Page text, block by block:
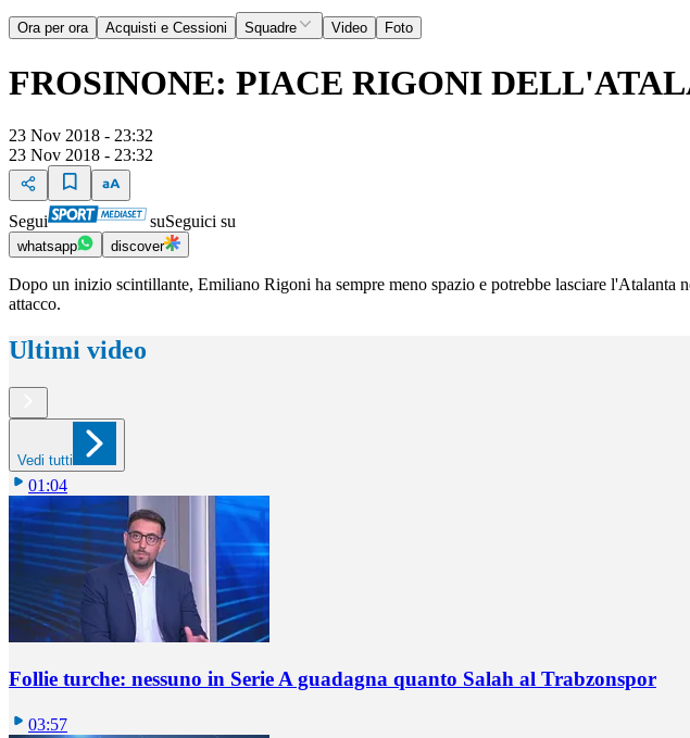
Ora per ora Acquisti e Cessioni Squadre Video Foto
FROSINONE: PIACE RIGONI
23 Nov 2018 - 23:32
23 Nov 2018 - 23:32
Segui suSeguici su
whatsapp discover
Dopo un inizio scintillante, Emiliano Rigoni ha sempre meno spazio e potrebbe lasciare
attacco.
Ultimi video
Vedi tutti
01:04
Follie turche: nessuno in Serie A guadagna quanto Salah al Trabzonspor
03:57